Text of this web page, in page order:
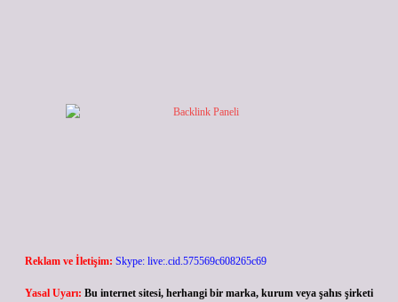
Reklam ve İletişim: Skype: live:.cid.575569c608265c69
Yasal Uyarı: Bu internet sitesi, herhangi bir marka, kurum veya şahıs şirketi